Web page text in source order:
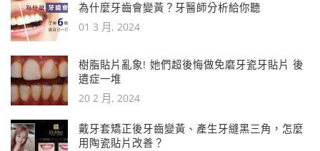
為什麼牙齒會變黃？牙醫師分析給你聽
01 3 月, 2024
樹脂貼片亂象! 她們超後悔做免磨牙瓷牙貼片 後
遺症一堆
20 2 月, 2024
戴牙套矯正後牙齒變黃、產生牙縫黑三角，怎麼
用陶瓷貼片改善？